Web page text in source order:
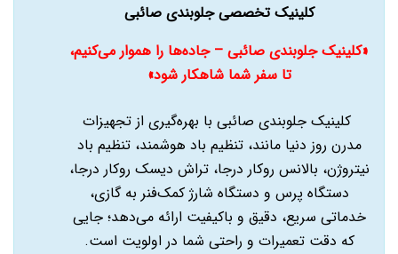
کلینیک تخصصی جلوبندی صائبی
«کلینیک جلوبندی صائبی – جاده‌ها را هموار می‌کنیم،
تا سفر شما شاهکار شود»
کلینیک جلوبندی صائبی با بهره‌گیری از تجهیزات
مدرن روز دنیا مانند، تنظیم باد هوشمند، تنظیم باد
نیتروژن، بالانس روکار درجا، تراش دیسک روکار درجا،
دستگاه پرس و دستگاه شارژ کمک‌فنر به گازی،
خدماتی سریع، دقیق و باکیفیت ارائه می‌دهد؛ جایی
که دقت تعمیرات و راحتی شما در اولویت است.